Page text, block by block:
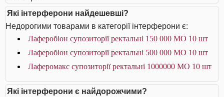
Які інтерферони найдешевші?
Недорогими товарами в категорії інтерферони є:
Лаферобіон супозиторії ректальні 150 000 МО 10 шт
Лаферобіон супозиторії ректальні 500 000 МО 10 шт
Лаферомакс супозиторії ректальні 1000000 МО 10 шт
Які інтерферони є найдорожчими?